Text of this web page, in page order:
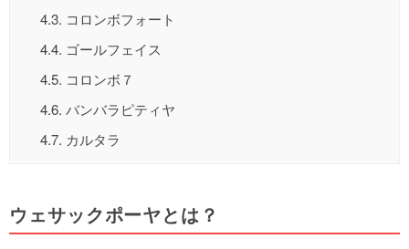
4.3. コロンボフォート
4.4. ゴールフェイス
4.5. コロンボ７
4.6. バンバラピティヤ
4.7. カルタラ
ウェサックポーヤとは？